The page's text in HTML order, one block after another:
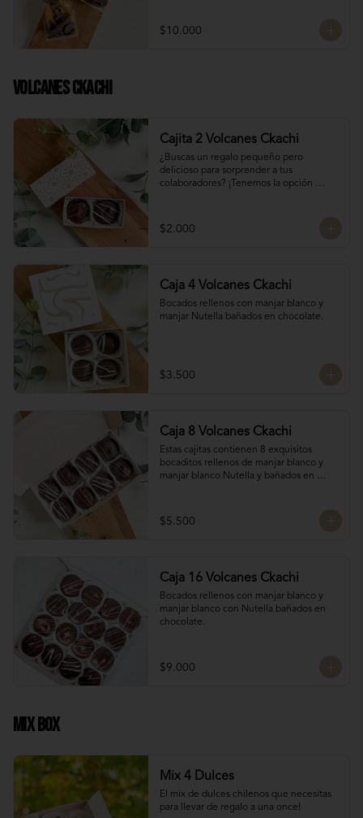
$10.000
Volcanes Ckachi
Cajita 2 Volcanes Ckachi
¿Buscas un regalo pequeño pero
delicioso para sorprender a tus
colaboradores? ¡Tenemos la opción
Manjar Blanco
Manjar Nutella
$2.000
Caja 4 Volcanes Ckachi
Bocados rellenos con manjar blanco y
manjar Nutella bañados en chocolate.
$3.500
Caja 8 Volcanes Ckachi
Estas cajitas contienen 8 exquisitos
bocaditos rellenos de manjar blanco y
manjar blanco Nutella y bañados en
¡Nada mejor que un poco de dulzura para
alegrarles el día! 🍫✨
$5.500
Caja 16 Volcanes Ckachi
Bocados rellenos con manjar blanco y
manjar blanco con Nutella bañados en
chocolate.
$9.000
Mix Box
Mix 4 Dulces
El mix de dulces chilenos que necesitas
para llevar de regalo a una once!